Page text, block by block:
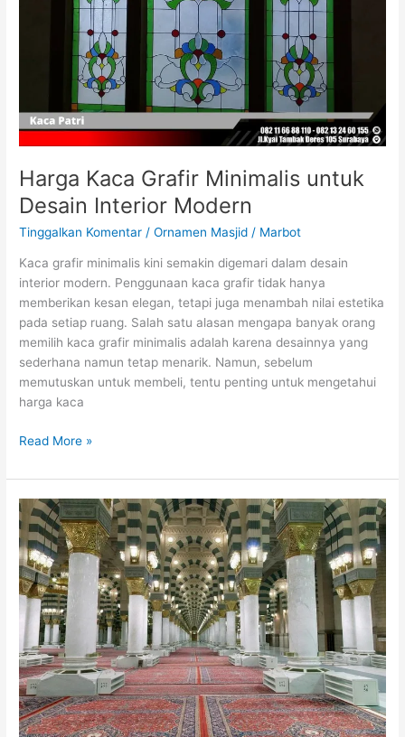
Harga Kaca Grafir Minimalis untuk
Desain Interior Modern
Tinggalkan Komentar /Ornamen Masjid / Marbot
Kaca grafir minimalis kini semakin digemari dalam desain
interior modern. Penggunaan kaca grafir tidak hanya
memberikan kesan elegan, tetapi juga menambah nilai estetika
pada setiap ruang. Salah satu alasan mengapa banyak orang
memilih kaca grafir minimalis adalah karena desainnya yang
sederhana namun tetap menarik. Namun, sebelum
memutuskan untuk membeli, tentu penting untuk mengetahui
harga kaca
Read More »
Ornamen
Tiang
Masjid:
Membuat
Masjid
Terlihat
Lebih
Indah